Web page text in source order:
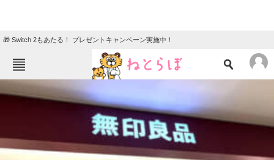
🎁 Switch 2もあたる！ プレゼントキャンペーン実施中！
ねとらぼメニュー
ニュース
クイズ
グルメ 地域